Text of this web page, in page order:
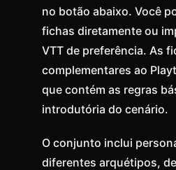
no botão abaixo. Você
fichas diretamente ou
VTT de preferência. As
complementares ao
que contém as regras
introdutória do cenário.
O conjunto inclui
diferentes arquétipos,